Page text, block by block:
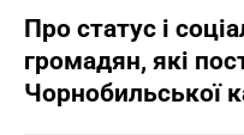
Про статус і
громадян, які
Чорнобильської